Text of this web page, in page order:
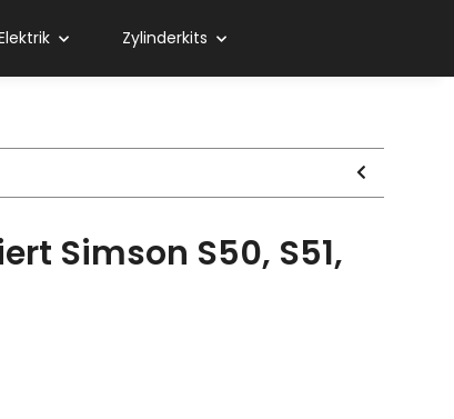
Zylinderkits
Simson S50, S51,